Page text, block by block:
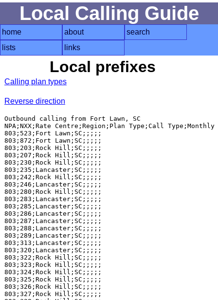
Local Calling Guide
home about
search
lists
links
Local prefixes
Calling plan types
Reverse direction
Outbound calling from Fort Lawn, SC
NPA;NXX;Rate Centre;Region;Plan Type;Call
803;523;Fort Lawn;SC;;;;;
803;872;Fort Lawn;SC;;;;;
803;203;Rock Hill;SC;;;;;
803;207;Rock Hill;SC;;;;;
803;230;Rock Hill;SC;;;;;
803;235;Lancaster;SC;;;;;
803;242;Rock Hill;SC;;;;;
803;246;Lancaster;SC;;;;;
803;280;Rock Hill;SC;;;;;
803;283;Lancaster;SC;;;;;
803;285;Lancaster;SC;;;;;
803;286;Lancaster;SC;;;;;
803;287;Lancaster;SC;;;;;
803;288;Lancaster;SC;;;;;
803;289;Lancaster;SC;;;;;
803;313;Lancaster;SC;;;;;
803;320;Lancaster;SC;;;;;
803;322;Rock Hill;SC;;;;;
803;323;Rock Hill;SC;;;;;
803;324;Rock Hill;SC;;;;;
803;325;Rock Hill;SC;;;;;
803;326;Rock Hill;SC;;;;;
803;327;Rock Hill;SC;;;;;